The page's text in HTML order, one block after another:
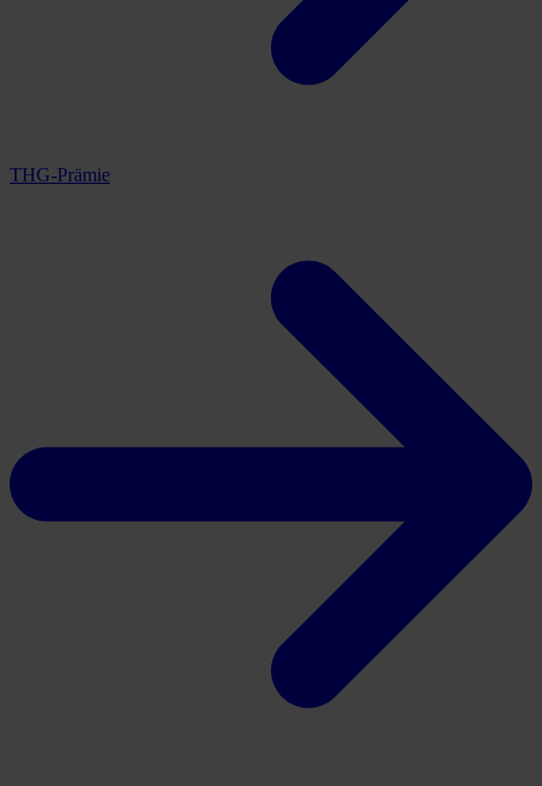
THG-Prämie